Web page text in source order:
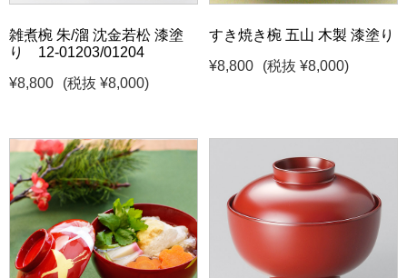
雑煮椀 朱/溜 沈金若松 漆塗
り 12-01203/01204
¥8,800
(税抜 ¥8,000)
すき焼き椀 五山 木製 漆塗り
¥8,800
(税抜 ¥8,000)